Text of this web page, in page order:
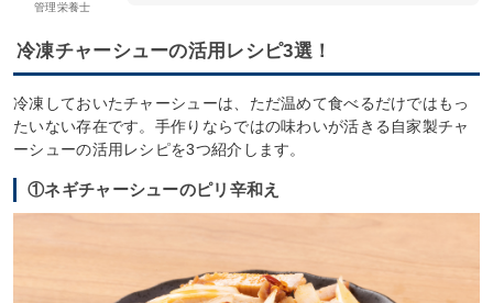
管理栄養士
冷凍チャーシューの活用レシピ3選！
冷凍しておいたチャーシューは、ただ温めて食べるだけではもっ
たいない存在です。手作りならではの味わいが活きる自家製チャ
ーシューの活用レシピを3つ紹介します。
①ネギチャーシューのピリ辛和え